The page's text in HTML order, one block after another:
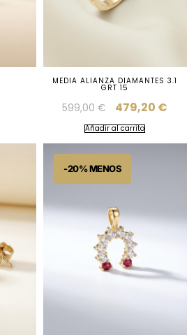
MEDIA ALIANZA DIAMANTES 3.1
GRT 15
599,00€ 479,20 €
Añadir al carrito